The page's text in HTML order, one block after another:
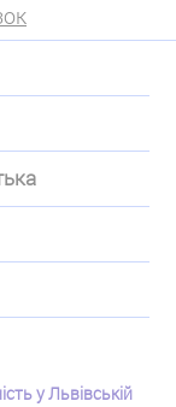
у Львівській